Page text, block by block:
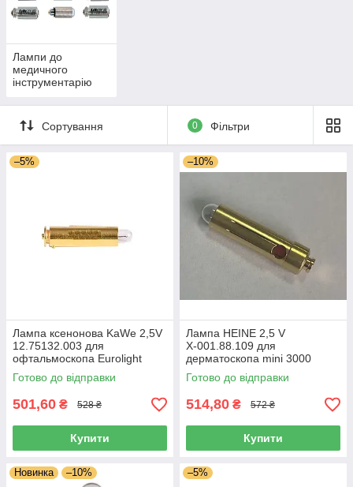
Лампи до
медичного
інструментарію
Сортування 0 Фільтри
–5%
Лампа ксенонова KaWe 2,5V
12.75132.003 для
офтальмоскопа Eurolight
Е36, Piccolight Е56;
дерматолога Euroligh
Готово до відправки
501,60 ₴ 528 ₴
Купити
–10%
Лампа HEINE 2,5 V
Х-001.88.109 для
дерматоскопа mini 3000
Готово до відправки
514,80 ₴ 572 ₴
Купити
Новинка –10% –5%